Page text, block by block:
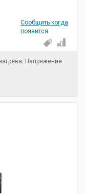
Сообщить когда
появится
Напряжение: